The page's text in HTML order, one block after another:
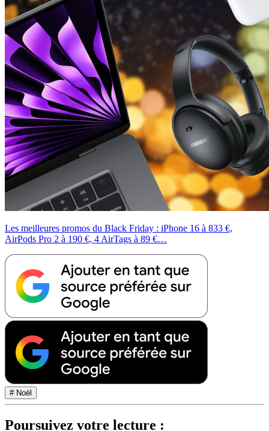
Les meilleures promos du Black Friday : iPhone 16 à 833 €,
AirPods Pro 2 à 190 €, 4 AirTags à 89 €…
# Noël
Poursuivez votre lecture :